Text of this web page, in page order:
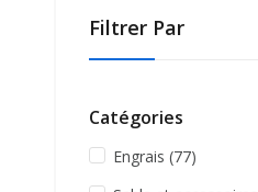
Filtrer Par
Catégories
Engrais (77)